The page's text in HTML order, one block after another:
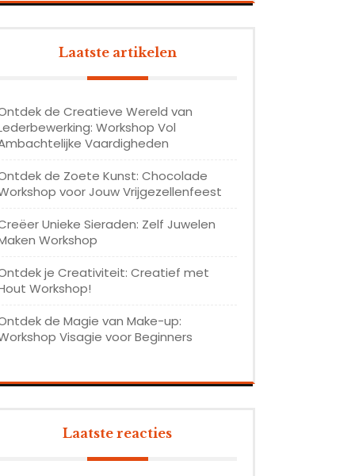
Laatste artikelen
de Creatieve Wereld van
Workshop Vol
Vaardigheden
de Zoete Kunst: Chocolade
voor Jouw Vrijgezellenfeest
Unieke Sieraden: Zelf Juwelen
Workshop
je Creativiteit: Creatief met
Workshop!
de Magie van Make-up:
Visagie voor Beginners
Laatste reacties